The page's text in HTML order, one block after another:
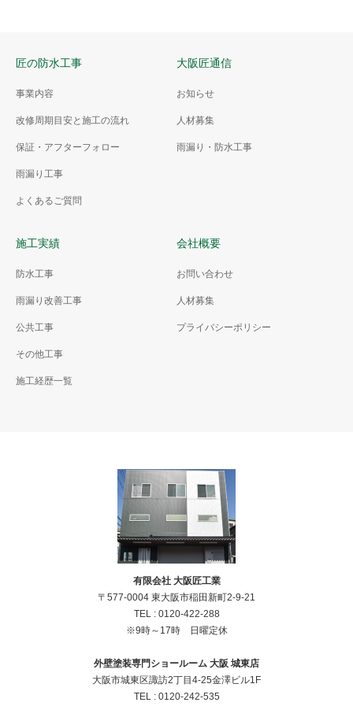
匠の防水工事
事業内容
改修周期目安と施工の流れ
保証・アフターフォロー
雨漏り工事
よくあるご質問
大阪匠通信
お知らせ
人材募集
雨漏り・防水工事
施工実績
防水工事
雨漏り改善工事
公共工事
その他工事
施工経歴一覧
会社概要
お問い合わせ
人材募集
プライバシーポリシー
有限会社 大阪匠工業
〒577-0004 東大阪市稲田新町2-9-21
TEL : 0120-422-288
※9時～17時 日曜定休
外壁塗装専門ショールーム 大阪 城東店
大阪市城東区諏訪2丁目4‐25金澤ビル1F
TEL : 0120-242-535